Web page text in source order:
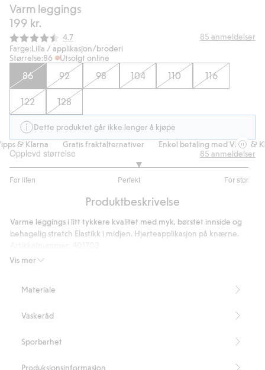
Varm leggings
199 kr.
Gjennomsnittskarakter:
4.7 85 anmeldelser
Farge:Lilla / applikasjon/broderi
Størrelse:86 Utsolgt online
86 92 98 104 110 116
122 128
Dette produktet går ikke lenger å kjøpe
& Klarna
Gratis fraktalternativer Enkel betaling med Vipps &
Opplevd størrelse
For liten Perfekt For stor
av
63
stemmer
85 anmeldelser
Produktbeskrivelse
Vis mer
Varme leggings i litt tykkere kvalitet med myk, børstet innside og
behagelig stretch Elastikk i midjen. Hjerteapplikasjon på knærne.
Blended Recycled Polyester
Materiale
Vaskeråd
Sporbarhet
Produksjonsinformasjon